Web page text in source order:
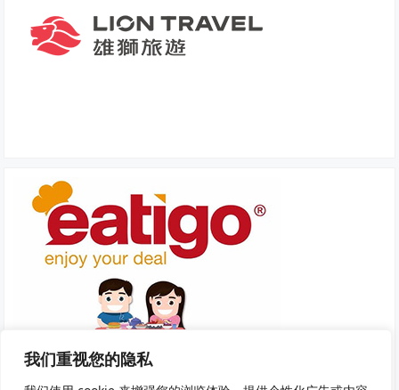
我们重视您的隐私